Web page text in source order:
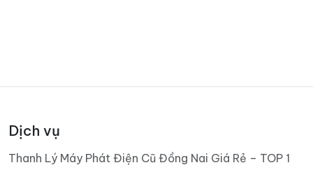
Dịch vụ
Thanh Lý Máy Phát Điện Cũ Đồng Nai Giá Rẻ – TOP 1